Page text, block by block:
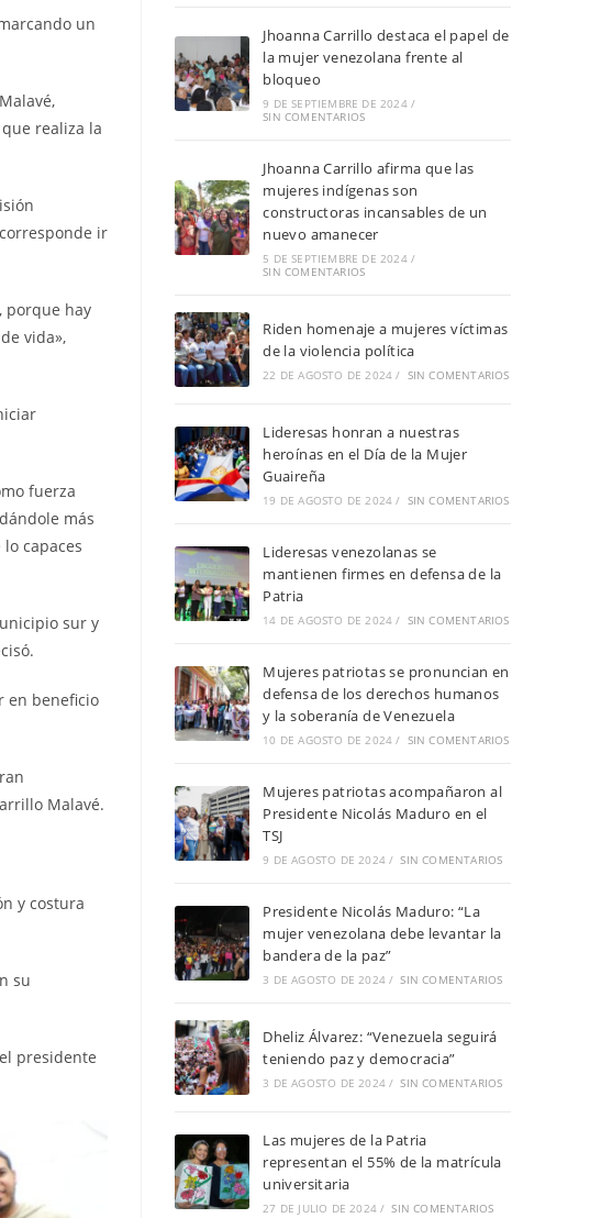
un
realiza la
ir
porque hay
vida»,
fuerza
más
capaces
sur y
en beneficio
Malavé.
y costura
su
presidente
Jhoanna Carrillo destaca el papel de
la mujer venezolana frente al
bloqueo
9 DE SEPTIEMBRE DE 2024 /
SIN COMENTARIOS
Jhoanna Carrillo afirma que las
mujeres indígenas son
constructoras incansables de un
nuevo amanecer
5 DE SEPTIEMBRE DE 2024 /
SIN COMENTARIOS
Riden homenaje a mujeres víctimas
de la violencia política
22 DE AGOSTO DE 2024 / SIN COMENTARIOS
Lideresas honran a nuestras
heroínas en el Día de la Mujer
Guaireña
19 DE AGOSTO DE 2024 / SIN COMENTARIOS
Lideresas venezolanas se
mantienen firmes en defensa de la
Patria
14 DE AGOSTO DE 2024 / SIN COMENTARIOS
Mujeres patriotas se pronuncian en
defensa de los derechos humanos
y la soberanía de Venezuela
10 DE AGOSTO DE 2024 / SIN COMENTARIOS
Mujeres patriotas acompañaron al
Presidente Nicolás Maduro en el
TSJ
9 DE AGOSTO DE 2024 / SIN COMENTARIOS
Presidente Nicolás Maduro: “La
mujer venezolana debe levantar la
bandera de la paz”
3 DE AGOSTO DE 2024 / SIN COMENTARIOS
Dheliz Álvarez: “Venezuela seguirá
teniendo paz y democracia”
3 DE AGOSTO DE 2024 / SIN COMENTARIOS
Las mujeres de la Patria
representan el 55% de la matrícula
universitaria
27 DE JULIO DE 2024 / SIN COMENTARIOS